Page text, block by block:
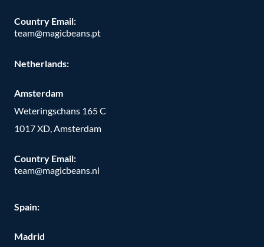
Country Email:
team@magicbeans.pt
Netherlands:
Amsterdam
Weteringschans 165 C
1017 XD, Amsterdam
Country Email:
team@magicbeans.nl
Spain:
Madrid